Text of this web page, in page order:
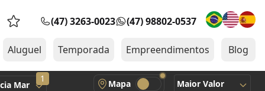
Favoritos (0 itens)
(47) 3263-0023 (47) 98802-0537
Aluguel Temporada Empreendimentos Blog
1
Mar Mapa Maior Valor